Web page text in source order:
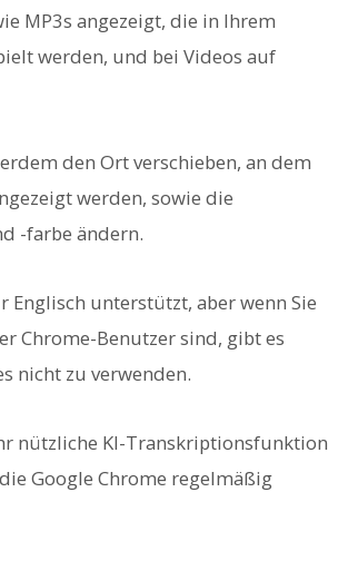
MP3s angezeigt, die in Ihrem
werden, und bei Videos auf
den Ort verschieben, an dem
werden, sowie die
-farbe ändern.
Englisch unterstützt, aber wenn Sie
Chrome-Benutzer sind, gibt es
nicht zu verwenden.
nützliche KI-Transkriptionsfunktion
Google Chrome regelmäßig